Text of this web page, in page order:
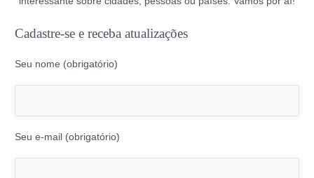
Cadastre-se e receba atualizações
Seu nome (obrigatório)
Seu e-mail (obrigatório)